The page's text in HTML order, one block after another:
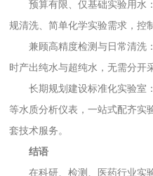
预算有限、仅基础实验用水
规清洗、简单化学实验需求，控
兼顾高精度检测与日常清洗
时产出纯水与超纯水，无需分开
长期规划建设标准化实验室
等水质分析仪表，一站式配齐实
套技术服务。
结语
在科研、检测、医药行业实